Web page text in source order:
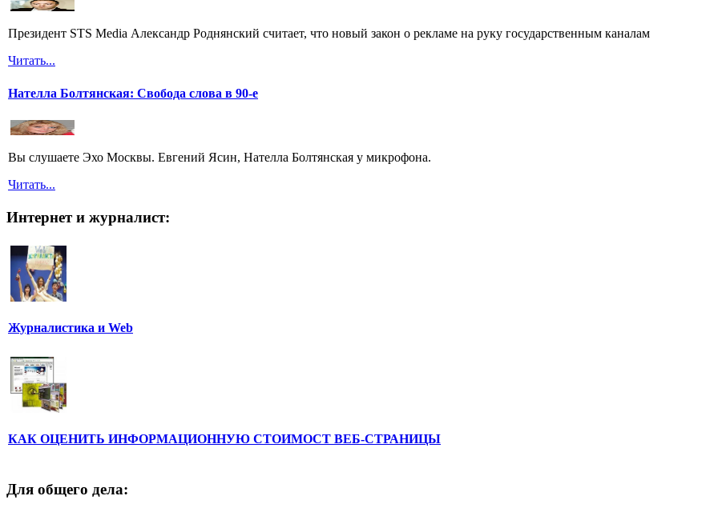
Президент STS Media Александр Роднянский считает, что новый закон о рекламе на руку государственным каналам
Читать...
Нателла Болтянская: Свобода слова в 90-е
Вы слушаете Эхо Москвы. Евгений Ясин, Нателла Болтянская у микрофона.
Читать...
Интернет и журналист:
Журналистика и Web
КАК ОЦЕНИТЬ ИНФОРМАЦИОННУЮ СТОИМОСТ ВЕБ-СТРАНИЦЫ
Для общего дела: